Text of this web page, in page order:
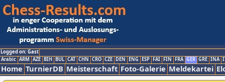
Logged on: Gast
Arabic ARM AZE BIH BUL CAT CHN CRO CZE DEN ENG ESP FAI FIN FRA GER GRE INA
Home TurnierDB Meisterschaft Foto-Galerie Meldekartei